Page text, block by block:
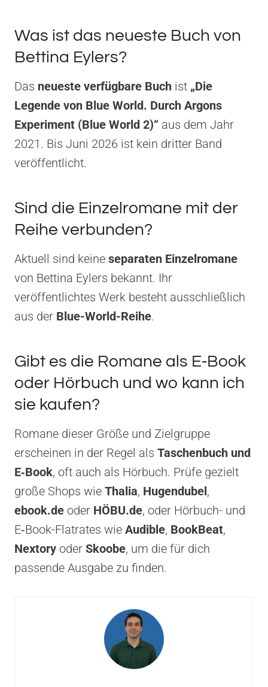
Was ist das neueste Buch von
Bettina Eylers?
Das neueste verfügbare Buch ist „Die
Legende von Blue World. Durch Argons
Experiment (Blue World 2)“ aus dem Jahr
2021. Bis Juni 2026 ist kein dritter Band
veröffentlicht.
Sind die Einzelromane mit der
Reihe verbunden?
Aktuell sind keine separaten Einzelromane
von Bettina Eylers bekannt. Ihr
veröffentlichtes Werk besteht ausschließlich
aus der Blue-World-Reihe.
Gibt es die Romane als E‑Book
oder Hörbuch und wo kann ich
sie kaufen?
Romane dieser Größe und Zielgruppe
erscheinen in der Regel als Taschenbuch und
E‑Book, oft auch als Hörbuch. Prüfe gezielt
große Shops wie Thalia, Hugendubel,
ebook.de oder HÖBU.de, oder Hörbuch- und
E‑Book-Flat­rates wie Audible, BookBeat,
Nextory oder Skoobe, um die für dich
passende Ausgabe zu finden.